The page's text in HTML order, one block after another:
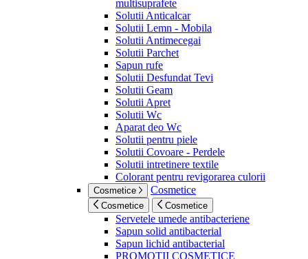
multisuprafete
Solutii Anticalcar
Solutii Lemn - Mobila
Solutii Antimecegai
Solutii Parchet
Sapun rufe
Solutii Desfundat Tevi
Solutii Geam
Solutii Apret
Solutii Wc
Aparat deo Wc
Solutii pentru piele
Solutii Covoare - Perdele
Solutii intretinere textile
Colorant pentru revigorarea culorii
Cosmetice Cosmetice
Cosmetice Cosmetice
Servetele umede antibacteriene
Sapun solid antibacterial
Sapun lichid antibacterial
PROMOTII COSMETICE